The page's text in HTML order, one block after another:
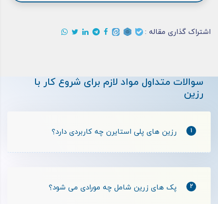
اشتراک گذاری مقاله :
سوالات متداول مواد لازم برای شروع کار با
رزین
1 رزین‌ های پلی استایرن چه کاربردی دارد؟
2 پک های زرین شامل چه مورادی می شود؟